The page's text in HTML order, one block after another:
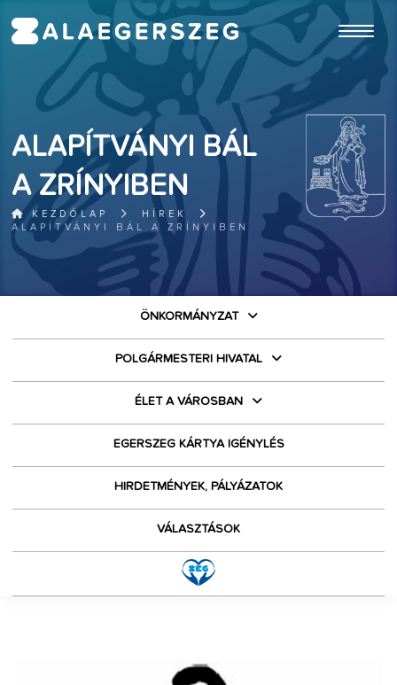
ugrás a fő tartalomhoz
ALAPÍTVÁNYI BÁL
A ZRÍNYIBEN
KEZDŐLAP
HÍREK
ALAPÍTVÁNYI BÁL A ZRÍNYIBEN
ÖNKORMÁNYZAT
POLGÁRMESTERI HIVATAL
ÉLET A VÁROSBAN
EGERSZEG KÁRTYA IGÉNYLÉS
HIRDETMÉNYEK, PÁLYÁZATOK
VÁLASZTÁSOK